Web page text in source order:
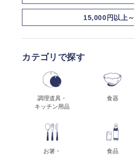
15,000円以上～
カテゴリで探す
調理道具・
キッチン用品
食器
お箸・
食品